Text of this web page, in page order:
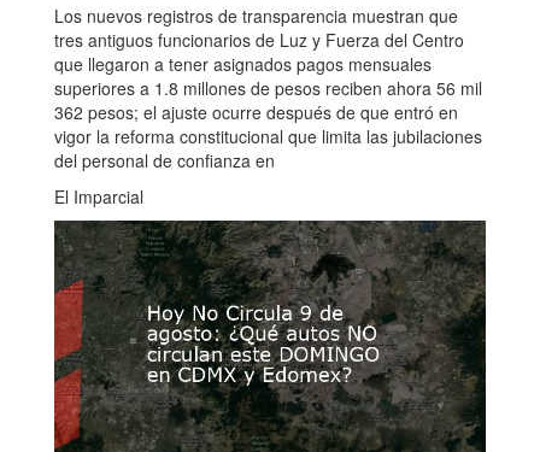
Los nuevos registros de transparencia muestran que
tres antiguos funcionarios de Luz y Fuerza del Centro
que llegaron a tener asignados pagos mensuales
superiores a 1.8 millones de pesos reciben ahora 56 mil
362 pesos; el ajuste ocurre después de que entró en
vigor la reforma constitucional que limita las jubilaciones
del personal de confianza en
El Imparcial